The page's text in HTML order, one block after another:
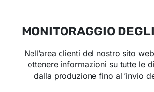
MONITORAGGIO
Nell’area clienti del nostro sito
ottenere informazioni su tutte le
dalla produzione fino all’invio